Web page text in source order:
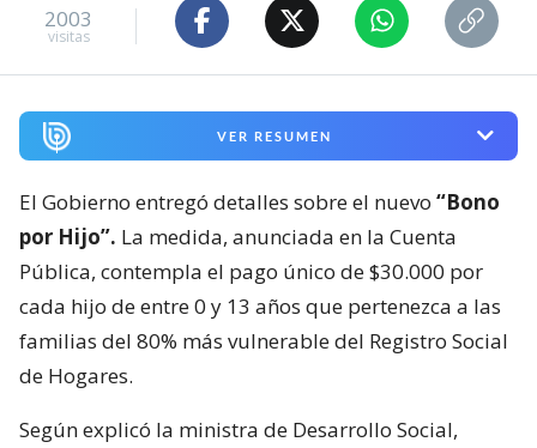
2003
visitas
VER RESUMEN
El Gobierno entregó detalles sobre el nuevo “Bono
por Hijo”. La medida, anunciada en la Cuenta
Pública, contempla el pago único de $30.000 por
cada hijo de entre 0 y 13 años que pertenezca a las
familias del 80% más vulnerable del Registro Social
de Hogares.
Según explicó la ministra de Desarrollo Social,